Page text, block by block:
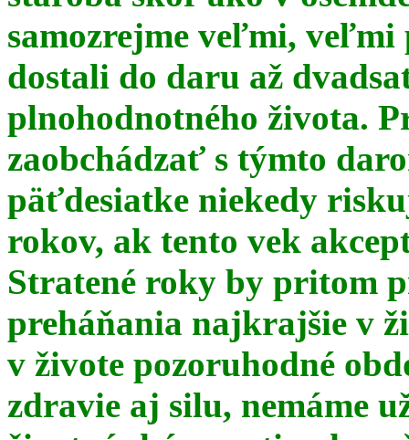
samozrejme veľmi, veľmi
dostali do daru až
plnohodnotného života.
zaobchádzať s týmto
päťdesiatke niekedy
rokov, ak tento vek
Stratené roky by pritom
preháňania najkrajšie v
v živote pozoruhodné
zdravie aj silu, nemáme